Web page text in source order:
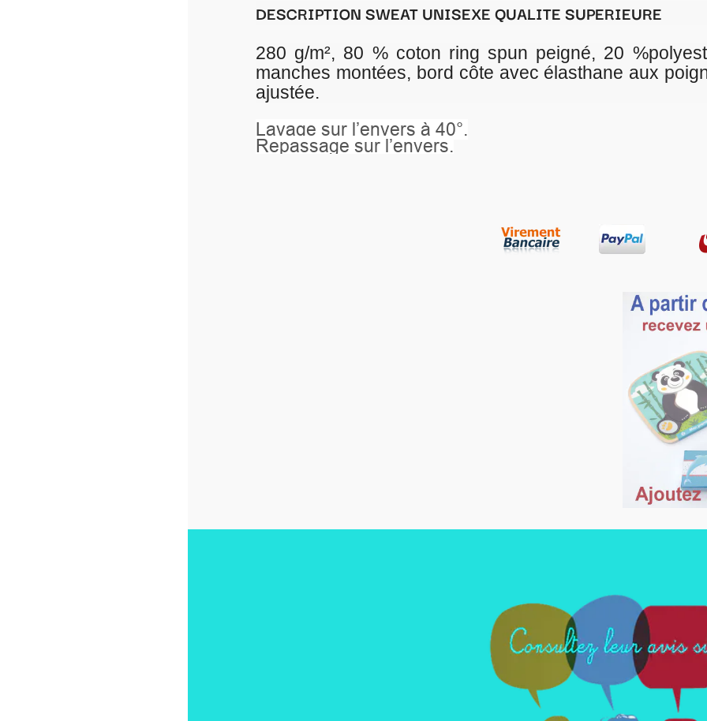
DESCRIPTION SWEAT UNISEXE QUALITE SUPERIEURE
280 g/m², 80 % coton ring spun peigné, 20 %polyester, capuche
manches montées, bord côte avec élasthane aux poignets et à la base,
Lavage sur l’envers à 40°.
Repassage sur l’envers.